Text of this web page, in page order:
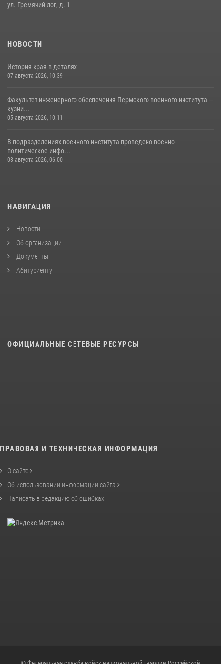
ул. Гремячий лог, д. 1
НОВОСТИ
История края в деталях
07 августа 2026, 10:39
Факультет инженерного обеспечения Пермского военного института —
кузни...
05 августа 2026, 10:11
В подразделениях военного института проведено военно-
политическое инфо...
03 августа 2026, 06:00
НАВИГАЦИЯ
Новости
Об организации
Документы
Абитуриенту
ОФИЦИАЛЬНЫЕ СЕТЕВЫЕ РЕСУРСЫ
ПРАВОВАЯ И ТЕХНИЧЕСКАЯ ИНФОРМАЦИЯ
О сайте
Об использовании информации сайта
Написать в редакцию об ошибках